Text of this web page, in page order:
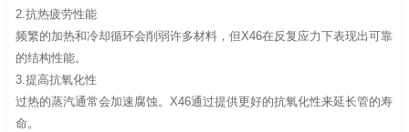
2.抗热疲劳性能
频繁的加热和冷却循环会削弱许多材料，但X46在反复应力下表现出可靠
的结构性能。
3.提高抗氧化性
过热的蒸汽通常会加速腐蚀。X46通过提供更好的抗氧化性来延长管的寿
命。